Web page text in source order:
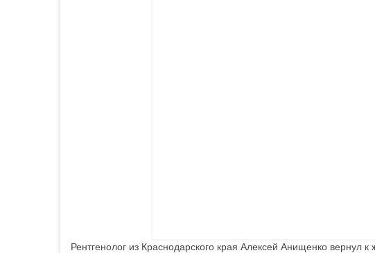
Рентгенолог из Краснодарского края Алексей Анищенко вернул к